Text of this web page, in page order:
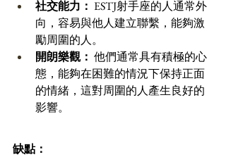
社交能力： ESTJ射手座的人通常外
向，容易與他人建立聯繫，能夠激
勵周圍的人。
開朗樂觀： 他們通常具有積極的心
態，能夠在困難的情況下保持正面
的情緒，這對周圍的人產生良好的
影響。
缺點：